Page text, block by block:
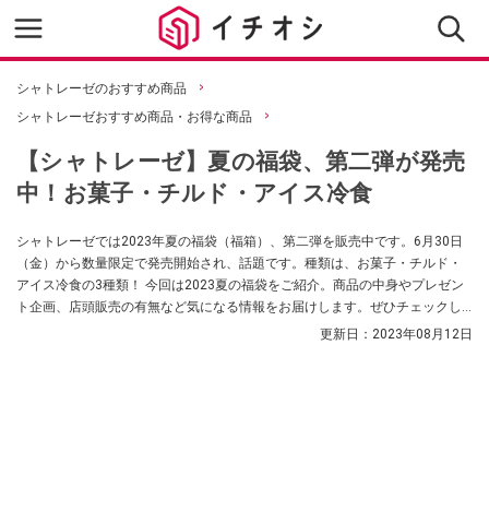
シャトレーゼのおすすめ商品
シャトレーゼおすすめ商品・お得な商品
【シャトレーゼ】夏の福袋、第二弾が発売
中！お菓子・チルド・アイス冷食
シャトレーゼでは2023年夏の福袋（福箱）、第二弾を販売中です。6月30日
（金）から数量限定で発売開始され、話題です。種類は、お菓子・チルド・
アイス冷食の3種類！ 今回は2023夏の福袋をご紹介。商品の中身やプレゼン
ト企画、店頭販売の有無など気になる情報をお届けします。ぜひチェックし
更新日： 2023年08月12日